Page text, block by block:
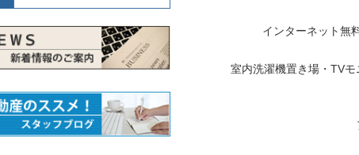
インターネット無
室内洗濯機置き場・TV